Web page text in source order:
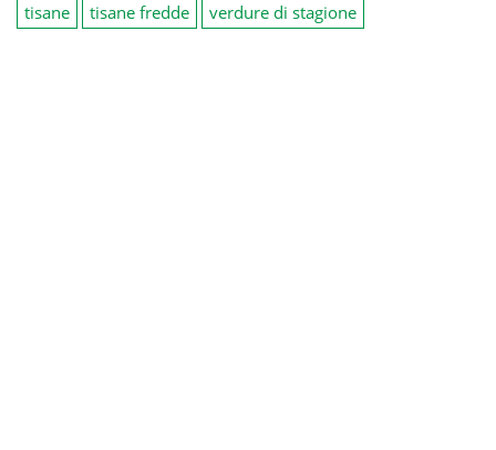
tisane
tisane fredde verdure di stagione